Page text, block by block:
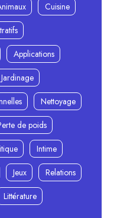
Cuisine
Applications
Jardinage
Nettoyage
de poids
Intime
Jeux
Relations
Littérature